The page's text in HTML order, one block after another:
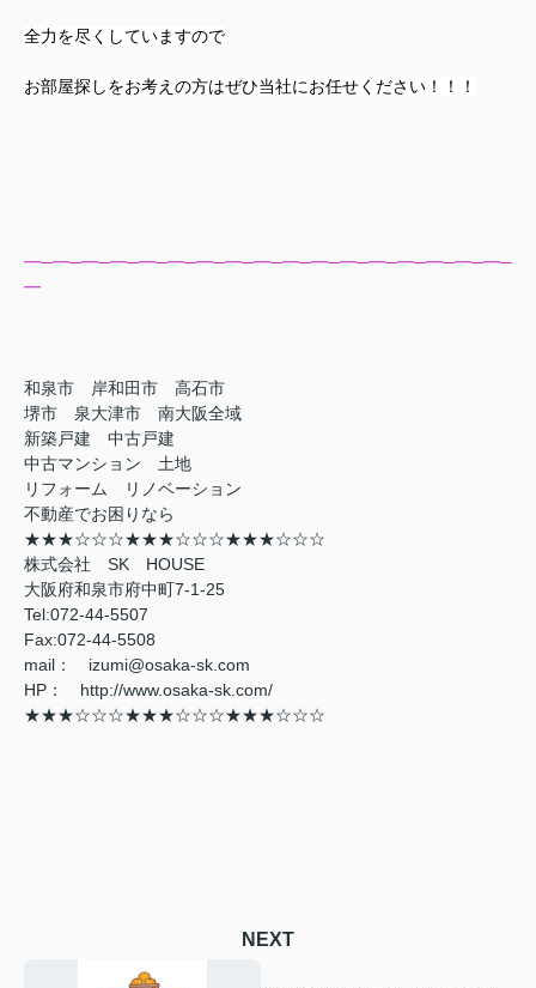
全力を尽くしていますので
お部屋探しをお考えの方はぜひ当社にお任せください！！！
━─━─━─━─━─━─━─━─━─━─━─━─━─━─━─━─━─
━
和泉市 岸和田市 高石市
堺市 泉大津市 南大阪全域
新築戸建 中古戸建
中古マンション 土地
リフォーム リノベーション
不動産でお困りなら
★★★☆☆☆★★★☆☆☆★★★☆☆☆
株式会社 SK HOUSE
大阪府和泉市府中町7-1-25
Tel:072-44-5507
Fax:072-44-5508
mail： izumi@osaka-sk.com
HP： http://www.osaka-sk.com/
★★★☆☆☆★★★☆☆☆★★★☆☆☆
NEXT